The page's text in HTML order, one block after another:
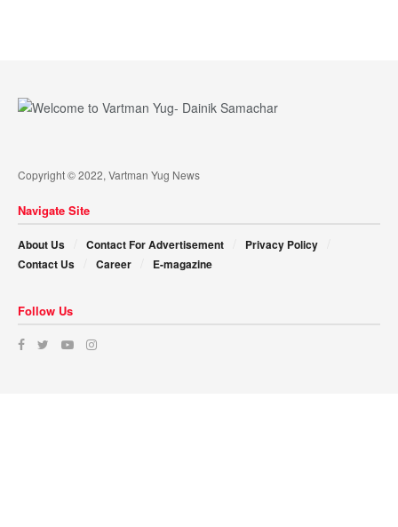
Copyright © 2022, Vartman Yug News
Navigate Site
About Us Contact For Advertisement
Privacy Policy
Contact Us
Career E-magazine
Follow Us